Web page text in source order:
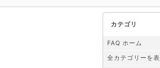
カテゴリ
FAQ ホーム
全カテゴリーを